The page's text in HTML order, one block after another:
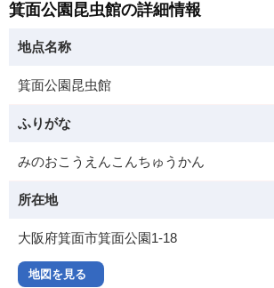
箕面公園昆虫館の詳細情報
地点名称
箕面公園昆虫館
ふりがな
みのおこうえんこんちゅうかん
所在地
大阪府箕面市箕面公園1-18
地図を見る